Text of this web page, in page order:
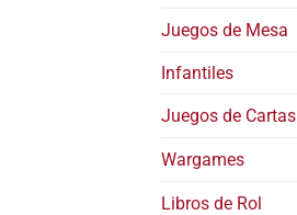
Juegos de Mesa
Infantiles
Juegos de Cartas
Wargames
Libros de Rol